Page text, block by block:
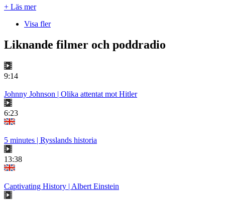
+ Läs mer
Visa fler
Liknande filmer och poddradio
9:14
Johnny Johnson | Olika attentat mot Hitler
6:23
5 minutes | Rysslands historia
13:38
Captivating History | Albert Einstein